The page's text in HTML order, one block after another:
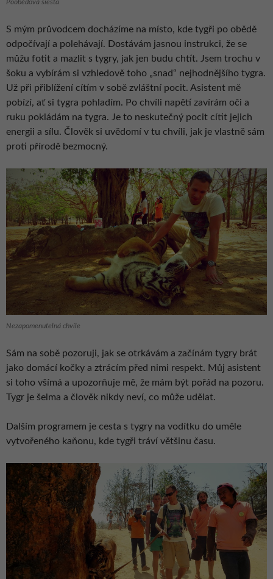
Poobědová siesta
S mým průvodcem docházíme na místo, kde tygři po obědě
odpočívají a polehávají. Dostávám jasnou instrukci, že se
můžu fotit a mazlit s tygry, jak jen budu chtít. Jsem trochu v
šoku a vybírám si vzhledově toho „snad“ nejhodnějšího tygra.
Už při přiblížení cítím v sobě zvláštní pocit. Asistent mě
pobízí, ať si tygra pohladím. Po chvíli napětí zavírám oči a
ruku pokládám na tygra. Je to neskutečný pocit cítit jejich
energii a sílu. Člověk si uvědomí v tu chvíli, jak je vlastně sám
proti přírodě bezmocný.
Nezapomenutelná chvíle
Sám na sobě pozoruji, jak se otrkávám a začínám tygry brát
jako domácí kočky a ztrácím před nimi respekt. Můj asistent
si toho všímá a upozorňuje mě, že mám být pořád na pozoru.
Tygr je šelma a člověk nikdy neví, co může udělat.
Dalším programem je cesta s tygry na vodítku do uměle
vytvořeného kaňonu, kde tygři tráví většinu času.